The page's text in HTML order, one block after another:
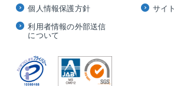
個人情報保護方針
利用者情報の外部送信
について
サイ